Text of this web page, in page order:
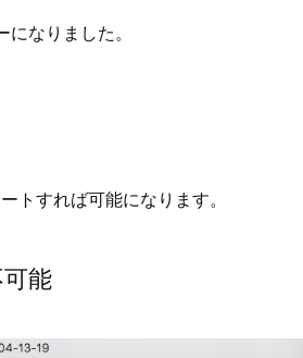
なりました。
トすれば可能になります。
能